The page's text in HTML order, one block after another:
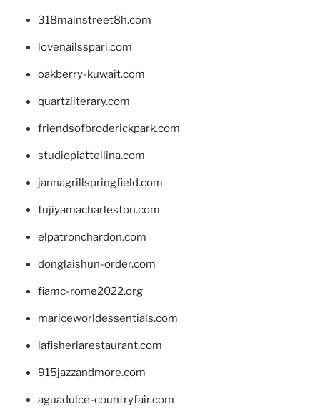
318mainstreet8h.com
lovenailsspari.com
oakberry-kuwait.com
quartzliterary.com
friendsofbroderickpark.com
studiopiattellina.com
jannagrillspringfield.com
fujiyamacharleston.com
elpatronchardon.com
donglaishun-order.com
fiamc-rome2022.org
mariceworldessentials.com
lafisheriarestaurant.com
915jazzandmore.com
aguadulce-countryfair.com